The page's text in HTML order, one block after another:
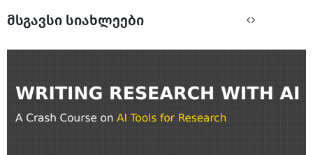
მსგავსი სიახლეები